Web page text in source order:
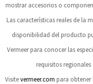
mostrar accesorios o
Las características reales de la
disponibilidad del producto
Vermeer para conocer las
requisitos
Visitevermeer.com para